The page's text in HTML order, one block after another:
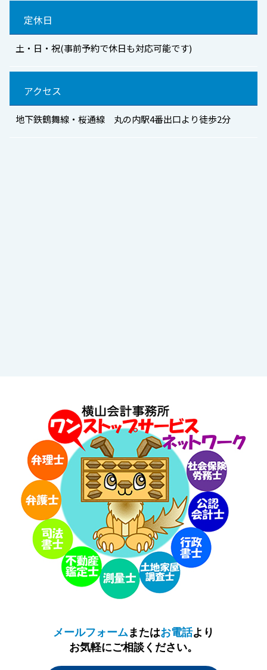
定休日
土・日・祝(事前予約で休日も対応可能です)
アクセス
地下鉄鶴舞線・桜通線 丸の内駅4番出口より徒歩2分
メールフォームまたはお電話より
お気軽にご相談ください。